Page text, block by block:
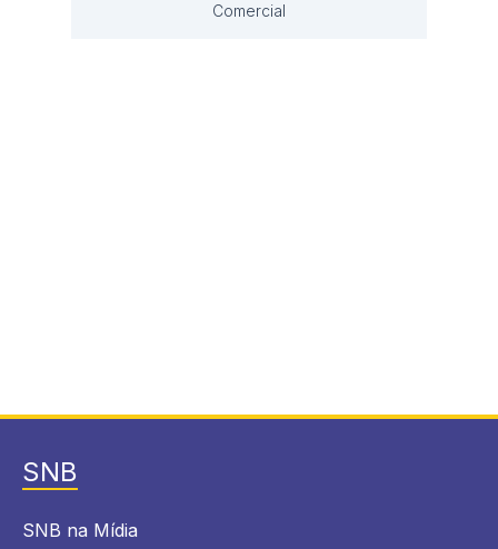
Comercial
SNB
SNB na Mídia